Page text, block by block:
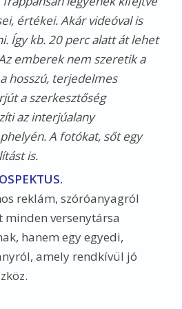
értékei. Akár videóval is
Így kb. 20 perc alatt át lehet
emberek nem szeretik a
hosszú, terjedelmes
a szerkesztőség
az interjúalany
A fotókat, sőt egy
is.
reklám, szóróanyagról
minden versenytársa
hanem egy egyedi,
amely rendkívül jó